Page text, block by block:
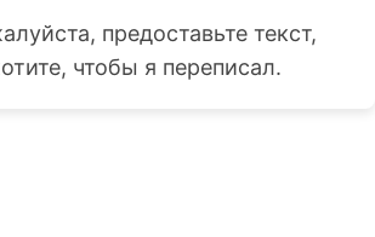
предоставьте текст,
чтобы я переписал.